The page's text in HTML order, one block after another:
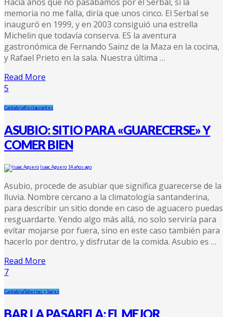
memoria no me falla, diría que unos cinco. El Serbal se
inauguró en 1999, y en 2003 consiguió una estrella
Michelin que todavía conserva. ES la aventura
gastronómica de Fernando Sainz de la Maza en la cocina,
y Rafael Prieto en la sala. Nuestra última …
Read More
5
CantabriaRestaurantes
ASUBIO: SITIO PARA «GUARECERSE» Y
COMER BIEN
Isaac Aguero 14 años ago
Asubio, procede de asubiar que significa guarecerse de la
lluvia. Nombre cercano a la climatología santanderina,
para describir un sitio donde en caso de aguacero puedas
resguardarte. Yendo algo más allá, no solo serviría para
evitar mojarse por fuera, sino en este caso también para
hacerlo por dentro, y disfrutar de la comida. Asubio es …
Read More
7
CantabriaTabernas y bares
BAR LA PASARELA: EL MEJOR